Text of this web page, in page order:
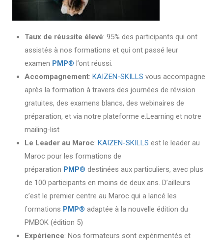
Taux de réussite élevé: 95% des participants qui ont
assistés à nos formations et qui ont passé leur
examen PMP® l’ont réussi.
Accompagnement: KAIZEN-SKILLS vous accompagne
après la formation à travers des journées de révision
gratuites, des examens blancs, des webinaires de
préparation, et via notre plateforme e.Learning et notre
mailing-list
Le Leader au Maroc: KAIZEN-SKILLS est le leader au
Maroc pour les formations de
préparation PMP® destinées aux particuliers, avec plus
de 100 participants en moins de deux ans. D’ailleurs
c’est le premier centre au Maroc qui a lancé les
formations PMP® adaptée à la nouvelle édition du
PMBOK (édition 5)
Expérience: Nos formateurs sont expérimentés et